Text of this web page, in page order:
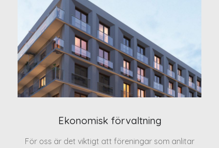
Ekonomisk förvaltning
För oss är det viktigt att föreningar som anlitar